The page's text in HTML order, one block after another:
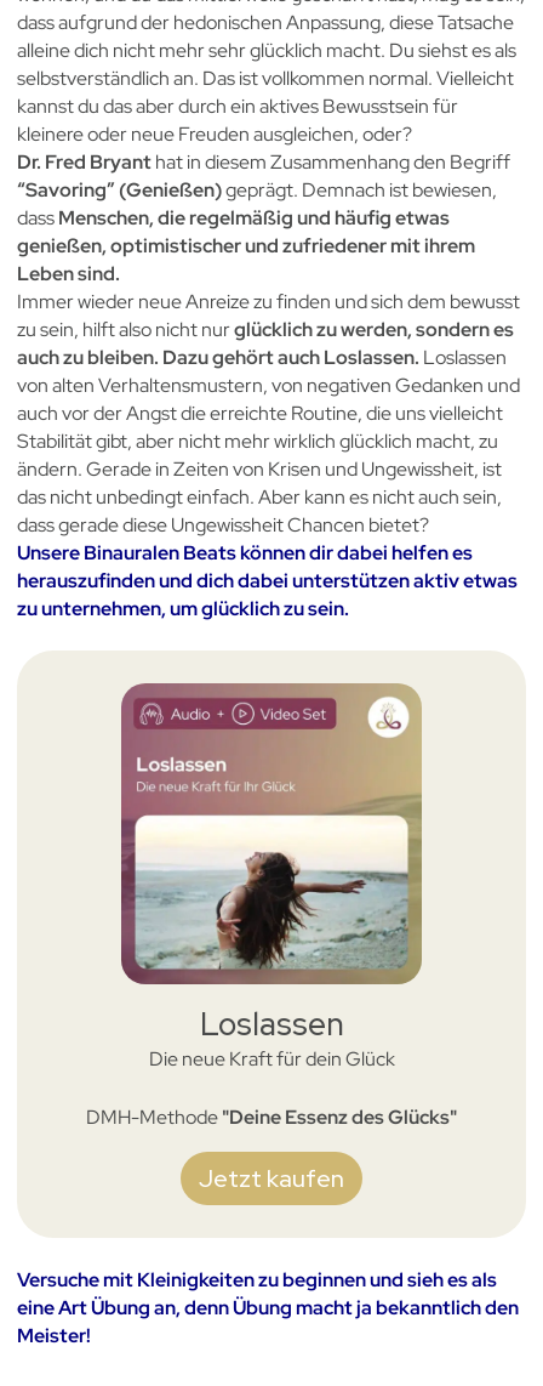
dass aufgrund der hedonischen Anpassung, diese Tatsache
alleine dich nicht mehr sehr glücklich macht. Du siehst es als
selbstverständlich an. Das ist vollkommen normal. Vielleicht
kannst du das aber durch ein aktives Bewusstsein für
kleinere oder neue Freuden ausgleichen, oder?
Dr. Fred Bryanthat in diesem Zusammenhang den Begriff
“Savoring” (Genießen)geprägt. Demnach ist bewiesen,
dassMenschen, die regelmäßig und häufig etwas
genießen, optimistischer und zufriedener mit ihrem
Leben sind.
Immer wieder neue Anreize zu finden und sich dem bewusst
zu sein, hilft also nicht nurglücklich zu werden, sondern es
auch zu bleiben. Dazu gehört auch Loslassen. Loslassen
von alten Verhaltensmustern, von negativen Gedanken und
auch vor der Angst die erreichte Routine, die uns vielleicht
Stabilität gibt, aber nicht mehr wirklich glücklich macht, zu
ändern. Gerade in Zeiten von Krisen und Ungewissheit, ist
das nicht unbedingt einfach. Aber kann es nicht auch sein,
dass gerade diese Ungewissheit Chancen bietet?
Unsere Binauralen Beats können dir dabei helfen es
herauszufinden und dich dabei unterstützen aktiv etwas
zu unternehmen, um glücklich zu sein.
Loslassen
Die neue Kraft für dein Glück
DMH-Methode"Deine Essenz des Glücks"
Jetzt kaufen
Versuche mit Kleinigkeiten zu beginnen und sieh es als
eine Art Übung an, denn Übung macht ja bekanntlich den
Meister!